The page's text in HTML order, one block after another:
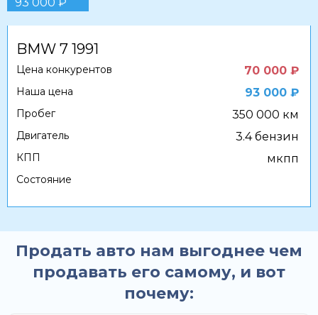
93 000 ₽
BMW 7 1991
Цена конкурентов 70 000 ₽
Наша цена 93 000 ₽
Пробег 350 000 км
Двигатель 3.4 бензин
КПП мкпп
Состояние
Продать авто нам выгоднее чем
продавать его самому, и вот
почему: